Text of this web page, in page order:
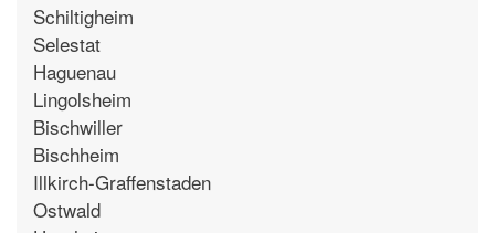
Schiltigheim
Selestat
Haguenau
Lingolsheim
Bischwiller
Bischheim
Illkirch-Graffenstaden
Ostwald